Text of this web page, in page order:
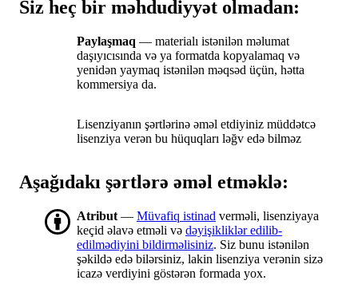
Siz heç bir məhdudiyyət olmadan:
Paylaşmaq — materialı istənilən məlumat
daşıyıcısında və ya formatda kopyalamaq və
yenidən yaymaq istənilən məqsəd üçün, hətta
kommersiya da.
Lisenziyanın şərtlərinə əməl etdiyiniz müddətcə
lisenziya verən bu hüquqları ləğv edə bilməz
Aşağıdakı şərtlərə əməl etməklə:
Atribut — Müvafiq istinad verməli, lisenziyaya
keçid əlavə etməli və dəyişikliklər edilib-
edilmədiyini bildirməlisiniz. Siz bunu istənilən
şəkildə edə bilərsiniz, lakin lisenziya verənin sizə
icazə verdiyini göstərən formada yox.